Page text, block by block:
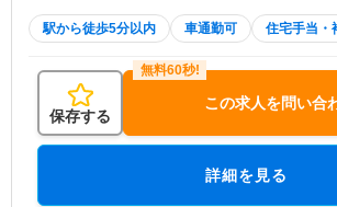
駅から徒歩5分以内 車通勤可 住宅手当・
保存する
この求人を問い合
詳細を見る